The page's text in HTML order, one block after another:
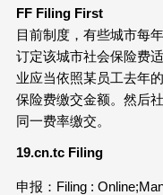
FF Filing First
目前制度，有些城市每
订定该城市社会保险费
业应当依照某员工去年
保险费缴交金额。然后
同一费率缴交。
19.cn.tc Filing
申报：Filing :